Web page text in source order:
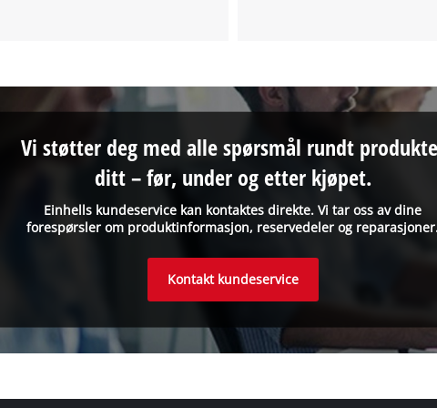
Einhells kundeservice kan kontaktes direkte. Vi tar oss av dine
forespørsler om produktinformasjon, reservedeler og
Vi støtter deg med alle spørsmål rundt
ditt – før, under og etter kjøpet.
Kontakt kundeservice